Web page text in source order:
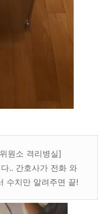
원소 격리병실]
.. 간호사가 전화 와
수치만 알려주면 끝!